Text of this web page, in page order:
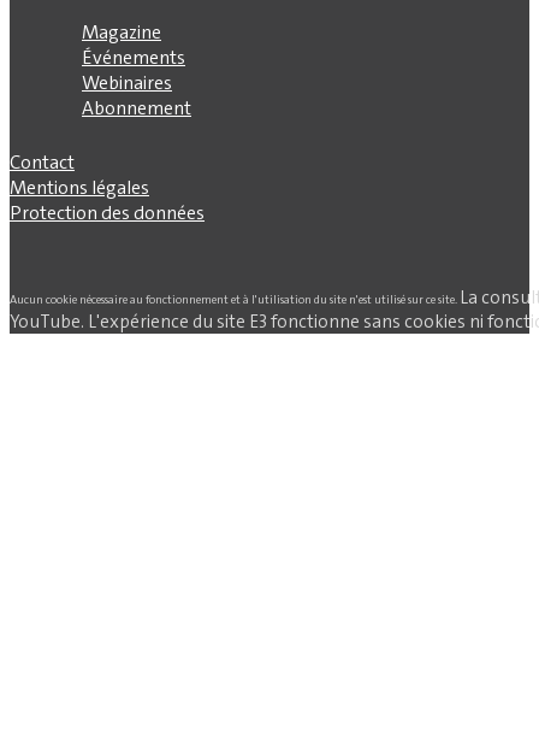
Magazine
Événements
Webinaires
Abonnement
Contact
Mentions légales
Protection des données
Aucun cookie nécessaire au fonctionnement et à l'utilisation du site n'est utilisé sur ce site. La
YouTube. L'expérience du site E3 fonctionne sans cookies ni